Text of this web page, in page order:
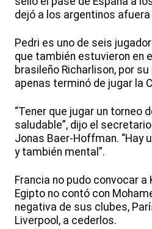
dejó a los argentinos
Pedri es uno de seis
que también estuvieron en
brasileño Richarlison, por
apenas terminó de jugar la
“Tener que jugar un torneo
saludable”, dijo el secretario
Jonas Baer-Hoffman. “Hay
y también mental”.
Francia no pudo convocar a
Egipto no contó con
negativa de sus clubes,
Liverpool, a cederlos.